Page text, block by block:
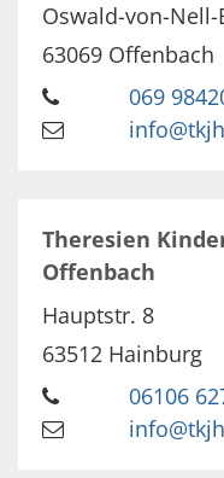
Oswald-von-
63069 Offenbach
069
Theresien
Offenbach
Hauptstr. 8
63512 Hainburg
06106